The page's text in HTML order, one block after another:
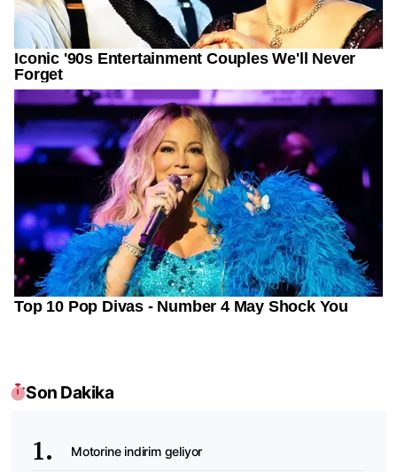
Son Dakika
Motorine indirim geliyor